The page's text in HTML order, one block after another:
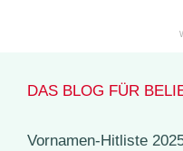
DAS BLOG FÜR
Vornamen-Hitliste